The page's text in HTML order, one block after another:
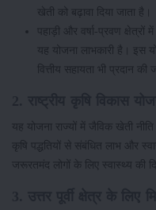
खेती को बढ़ावा दिया जाता है।
पहाड़ी और वर्षा-प्रवण
यह योजना लाभकारी है। इस
वित्तीय सहायता भी प्रदान की
यह योजना राज्यों में जैविक खेती
कृषि पद्धतियों से संबंधित लाभ और
जरूरतमंद लोगों के लिए स्वास्थ्य की